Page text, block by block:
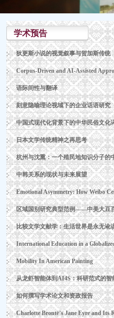
学术预告
狄更斯小说的视觉叙事与贺加斯传统
Corpus-Driven and AI-Assisted
语际间性与翻译
刻意隐喻理论视域下的企业话语研究
中国式现代化背景下的中华民俗文化
日本文学传统精神之再思考
杭州与沈熏：一个殖民地知识分子的
中韩关系的现状与未来展望
Emotional Asymmetry: How Weibo
区域国别研究典型范例——中美大豆
比较文学文献学：生活世界是永无讹
International Education in a
Mobility In American Painting
从龙虾智能体到AI4S：科研范式的智
如何撰写学术论文和资政报告
Charlotte Brontë’s Jane Eyre and Its